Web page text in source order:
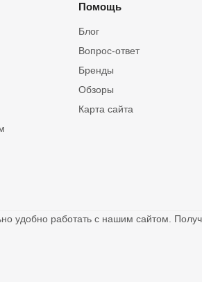
Помощь
Блог
Вопрос-ответ
Бренды
Обзоры
Карта сайта
удобно работать с нашим сайтом.